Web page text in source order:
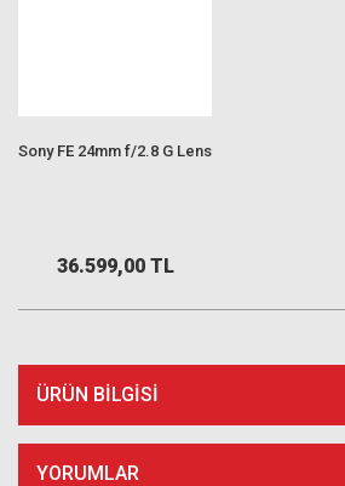
Sony FE 24mm f/2.8 G Lens
36.599,00 TL
ÜRÜN BILGISI
YORUMLAR